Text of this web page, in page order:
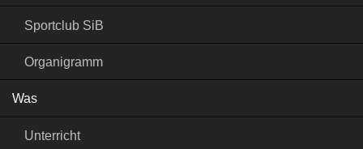
Sportclub SiB
Organigramm
Was
Unterricht